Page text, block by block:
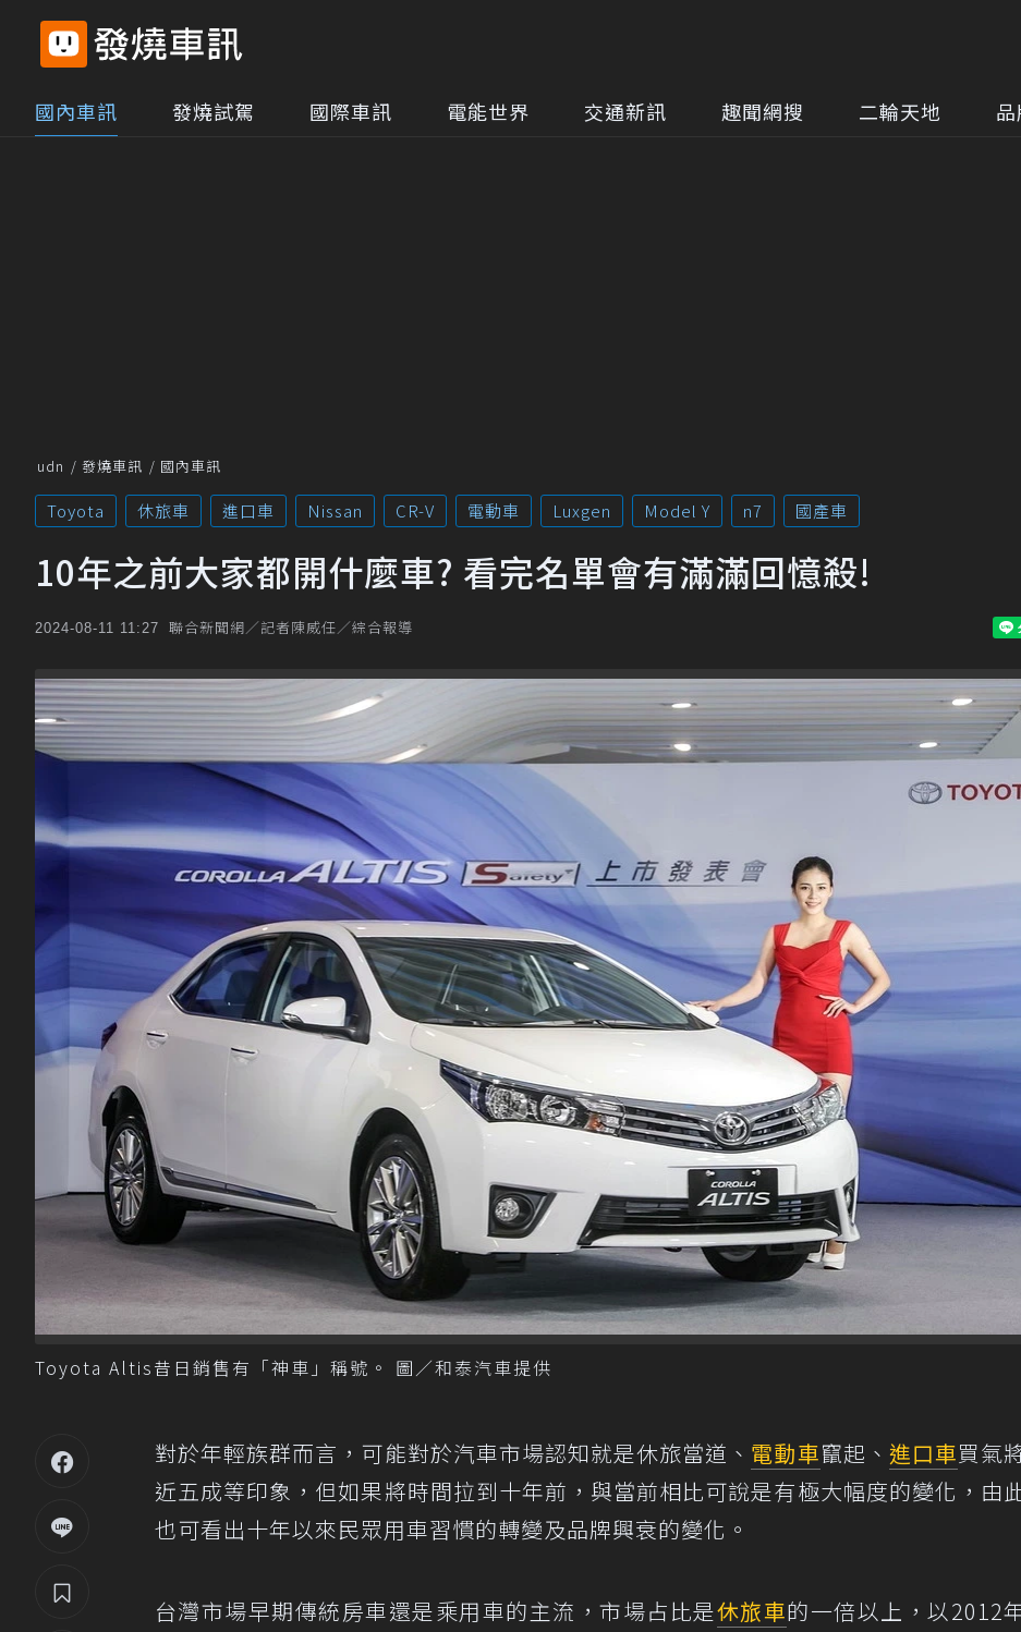
國內車訊 發燒試駕 國際車訊 電能世界 交通新訊 趣聞網搜 二輪天地
udn 發燒車訊 國內車訊
Toyota 休旅車 進口車 Nissan CR-V 電動車 Luxgen Model Y n7 國產車
10年之前大家都開什麼車? 看完名單會有滿滿回憶殺!
2024-08-11 11:27 聯合新聞網／記者陳威任／綜合報導
Toyota Altis昔日銷售有「神車」稱號。 圖／和泰汽車提供
對於年輕族群而言，可能對於汽車市場認知就是休旅當道、 電動車竄起、 進口車買氣
近五成等印象，但如果將時間拉到十年前，與當前相比可說是有極大幅度的變化，由
也可看出十年以來民眾用車習慣的轉變及品牌興衰的變化。
台灣市場早期傳統房車還是乘用車的主流，市場占比是休旅車的一倍以上，以2012